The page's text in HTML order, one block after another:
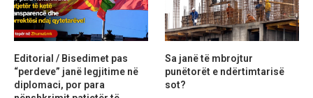
Editorial / Bisedimet pas
“perdeve” janë legjitime në
diplomaci, por para
Sa janë të mbrojtur
punëtorët e ndërtimtarisë
sot?